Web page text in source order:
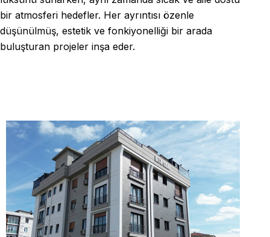
bir atmosferi hedefler. Her ayrıntısı özenle
düşünülmüş, estetik ve fonkiyonelliği bir arada
buluşturan projeler inşa eder.